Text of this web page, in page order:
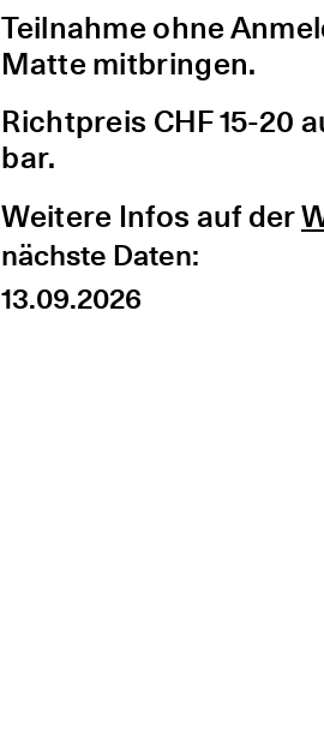
Teilnahme ohne
Matte mitbringen.
Richtpreis CHF 15-20
bar.
Weitere Infos auf der
nächste Daten:
13.09.2026